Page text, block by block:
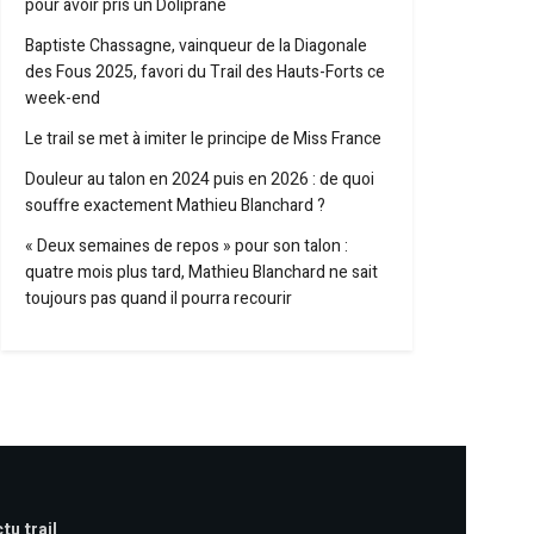
pour avoir pris un Doliprane
Baptiste Chassagne, vainqueur de la Diagonale
des Fous 2025, favori du Trail des Hauts-Forts ce
week-end
Le trail se met à imiter le principe de Miss France
Douleur au talon en 2024 puis en 2026 : de quoi
souffre exactement Mathieu Blanchard ?
« Deux semaines de repos » pour son talon :
quatre mois plus tard, Mathieu Blanchard ne sait
toujours pas quand il pourra recourir